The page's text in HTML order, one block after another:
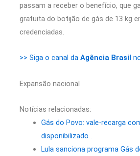
passam a receber o benefício, que
gratuita do botijão de gás de 13 kg
credenciadas.
>> Siga o canal da Agência Brasil
Expansão nacional
Notícias relacionadas:
Gás do Povo: vale-recarga
disponibilizado .
Lula sanciona programa Gás